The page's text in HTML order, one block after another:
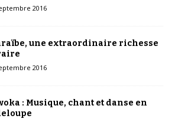
2016
une extraordinaire richesse
2016
: Musique, chant et danse en